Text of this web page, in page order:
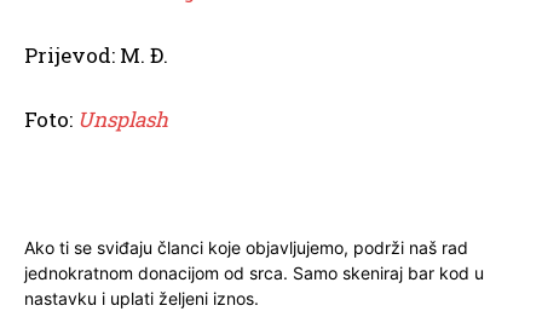
Prijevod: M. Đ.
Foto: Unsplash
Ako ti se sviđaju članci koje objavljujemo, podrži naš rad
jednokratnom donacijom od srca. Samo skeniraj bar kod u
nastavku i uplati željeni iznos.